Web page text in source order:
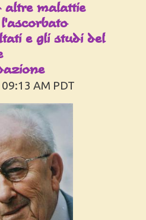
altre malattie
e gli studi del
AM PDT